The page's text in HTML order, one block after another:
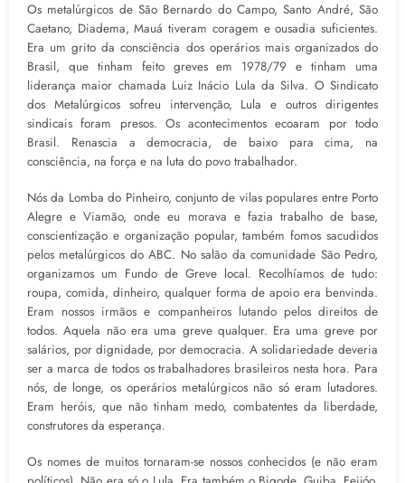
Os metalúrgicos de São Bernardo do Campo, Santo André, São
Caetano, Diadema, Mauá tiveram coragem e ousadia suficientes.
Era um grito da consciência dos operários mais organizados do
Brasil, que tinham feito greves em 1978/79 e tinham uma
liderança maior chamada Luiz Inácio Lula da Silva. O Sindicato
dos Metalúrgicos sofreu intervenção, Lula e outros dirigentes
sindicais foram presos. Os acontecimentos ecoaram por todo
Brasil. Renascia a democracia, de baixo para cima, na
consciência, na força e na luta do povo trabalhador.
Nós da Lomba do Pinheiro, conjunto de vilas populares entre Porto
Alegre e Viamão, onde eu morava e fazia trabalho de base,
conscientização e organização popular, também fomos sacudidos
pelos metalúrgicos do ABC. No salão da comunidade São Pedro,
organizamos um Fundo de Greve local. Recolhíamos de tudo:
roupa, comida, dinheiro, qualquer forma de apoio era benvinda.
Eram nossos irmãos e companheiros lutando pelos direitos de
todos. Aquela não era uma greve qualquer. Era uma greve por
salários, por dignidade, por democracia. A solidariedade deveria
ser a marca de todos os trabalhadores brasileiros nesta hora. Para
nós, de longe, os operários metalúrgicos não só eram lutadores.
Eram heróis, que não tinham medo, combatentes da liberdade,
construtores da esperança.
Os nomes de muitos tornaram-se nossos conhecidos (e não eram